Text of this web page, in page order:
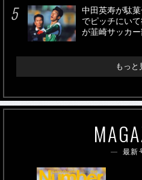
中田英寿が駄
でピッチにい
が韮崎サッカ
もっと
最新